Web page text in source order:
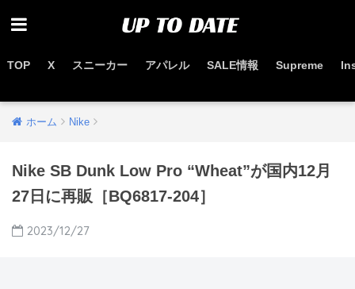
TOP X スニーカー アパレル SALE情報 Supreme
ホーム Nike
Nike SB Dunk Low Pro “Wheat”が国内12月
27日に再販［BQ6817-204］
2023/12/27